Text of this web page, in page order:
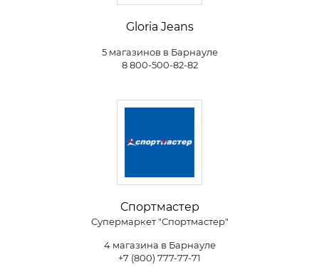
Gloria Jeans
5 магазинов в Барнауле
8 800-500-82-82
Спортмастер
Супермаркет "Спортмастер"
4 магазина в Барнауле
+7 (800) 777-77-71